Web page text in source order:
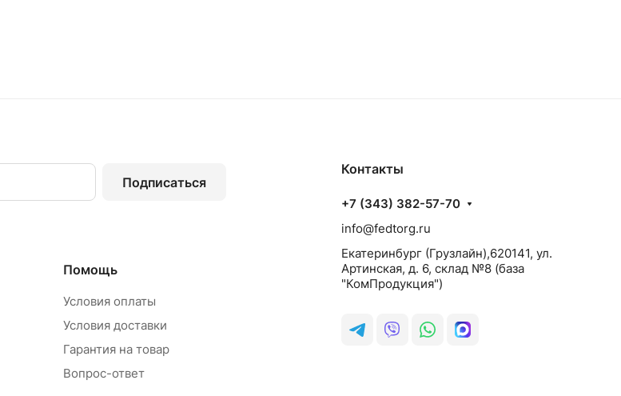
Подписаться
Помощь
Условия оплаты
Условия доставки
Гарантия на товар
Вопрос-ответ
Контакты
+7 (343) 382-57-70
info@fedtorg.ru
Екатеринбург (Грузлайн),620141, ул.
Артинская, д. 6, склад №8 (база
"КомПродукция")